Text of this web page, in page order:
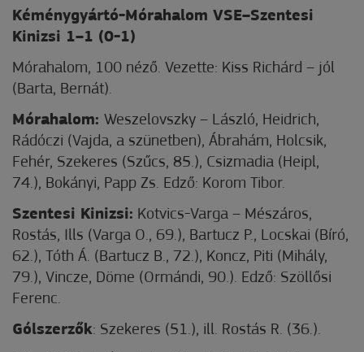
Kéménygyártó-Mórahalom VSE–Szentesi
Kinizsi 1–1 (0-1)
Mórahalom, 100 néző. Vezette: Kiss Richárd – jól
(Barta, Bernát).
Mórahalom: Weszelovszky – László, Heidrich,
Rádóczi (Vajda, a szünetben), Ábrahám, Holcsik,
Fehér, Szekeres (Szűcs, 85.), Csizmadia (Heipl,
74.), Bokányi, Papp Zs. Edző: Korom Tibor.
Szentesi Kinizsi: Kotvics-Varga – Mészáros,
Rostás, Ills (Varga O., 69.), Bartucz P., Locskai (Bíró,
62.), Tóth Á. (Bartucz B., 72.), Koncz, Piti (Mihály,
79.), Vincze, Döme (Ormándi, 90.). Edző: Szöllősi
Ferenc.
Gólszerzők: Szekeres (51.), ill. Rostás R. (36.).